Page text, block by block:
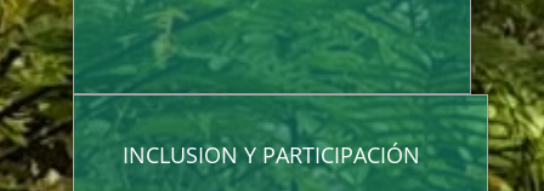
INCLUSION Y PARTICIPACIÓN